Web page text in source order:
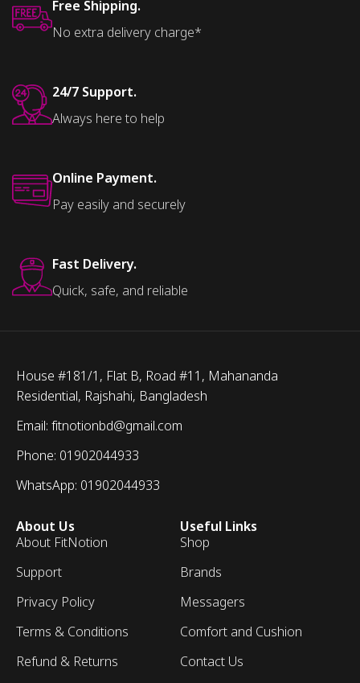
Free Shipping.
No extra delivery charge*
24/7 Support.
Always here to help
Online Payment.
Pay easily and securely
Fast Delivery.
Quick, safe, and reliable
House #181/1, Flat B, Road #11, Mahananda
Residential, Rajshahi, Bangladesh
Email: fitnotionbd@gmail.com
Phone: 01902044933
WhatsApp: 01902044933
About Us
About FitNotion
Support
Privacy Policy
Terms & Conditions
Refund & Returns
Useful Links
Shop
Brands
Messagers
Comfort and Cushion
Contact Us